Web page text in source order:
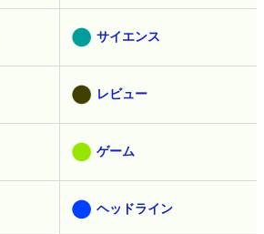
サイエンス
レビュー
ゲーム
ヘッドライン